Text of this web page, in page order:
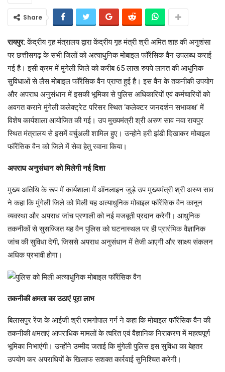
Share
रायपुर:केंद्रीय गृह मंत्रालय द्वारा केंद्रीय गृह मंत्री श्री अमित शाह की अनुशंसा
पर छत्तीसगढ़ के सभी जिलों को अत्याधुनिक मोबाइल फॉरेंसिक वैन उपलब्ध कराई
गई है। इसी क्रम में मुंगेली जिले को करीब 65 लाख रुपये लागत की आधुनिक
सुविधाओं से लैस मोबाइल फॉरेंसिक वैन प्राप्त हुई है। इस वैन के तकनीकी उपयोग
और अपराध अनुसंधान में इसकी भूमिका से पुलिस अधिकारियों एवं कर्मचारियों को
अवगत कराने मुंगेली कलेक्ट्रेट परिसर स्थित ‘कलेक्टर जनदर्शन सभाकक्ष’ में
विशेष कार्यशाला आयोजित की गई। उप मुख्यमंत्री श्री अरुण साव नवा रायपुर
स्थित मंत्रालय से इसमें वर्चुअली शामिल हुए। उन्होने हरी झंडी दिखाकर मोबाइल
फॉरेंसिक वैन को जिले में सेवा हेतु रवाना किया।
अपराध अनुसंधान को मिलेगी नई दिशा
मुख्य अतिथि के रूप में कार्यशाला में ऑनलाइन जुड़े उप मुख्यमंत्री श्री अरुण साव
ने कहा कि मुंगेली जिले को मिली यह अत्याधुनिक मोबाइल फॉरेंसिक वैन कानून
व्यवस्था और अपराध जांच प्रणाली को नई मजबूती प्रदान करेगी। आधुनिक
तकनीकों से सुसज्जित यह वैन पुलिस को घटनास्थल पर ही प्रारंभिक वैज्ञानिक
जांच की सुविधा देगी, जिससे अपराध अनुसंधान में तेजी आएगी और साक्ष्य संकलन
अधिक प्रभावी होगा।
तकनीकी क्षमता का उठाएं पूरा लाभ
बिलासपुर रेंज के आईजी श्री रामगोपाल गर्ग ने कहा कि मोबाइल फॉरेंसिक वैन की
तकनीकी क्षमताएं आपराधिक मामलों के त्वरित एवं वैज्ञानिक निराकरण में महत्वपूर्ण
भूमिका निभाएंगी। उन्होंने उम्मीद जताई कि मुंगेली पुलिस इस सुविधा का बेहतर
उपयोग कर अपराधियों के खिलाफ सशक्त कार्रवाई सुनिश्चित करेगी।